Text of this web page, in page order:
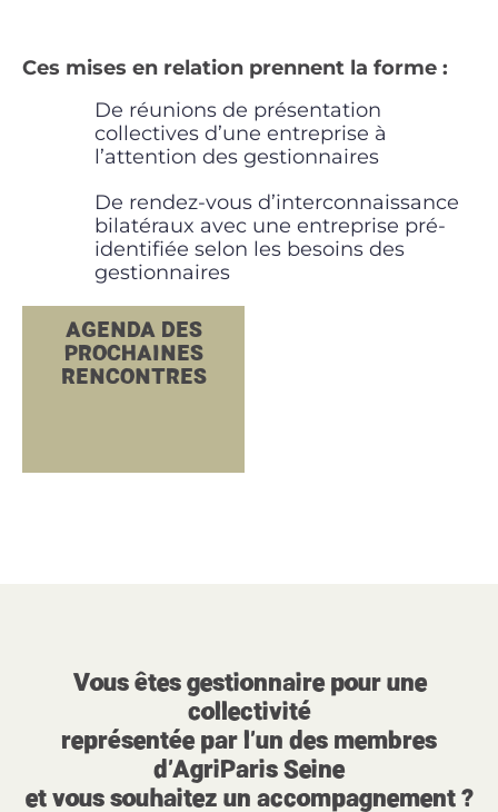
Ces mises en relation prennent la forme :
De réunions de présentation
collectives d’une entreprise à
l’attention des gestionnaires
De rendez-vous d’interconnaissance
bilatéraux avec une entreprise pré-
identifiée selon les besoins des
gestionnaires
AGENDA DES
PROCHAINES
RENCONTRES
Vous êtes gestionnaire pour une
collectivité
représentée par l’un des membres
d’AgriParis Seine
et vous souhaitez un accompagnement ?